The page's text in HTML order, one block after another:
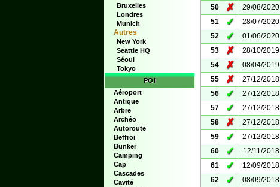
Bruxelles
Londres
Munich
Autres
New York
Seattle HQ
Séoul
Tokyo
POI
Aéroport
Antique
Arbre
Archéo
Autoroute
Beffroi
Bunker
Camping
Cap
Cascades
Cavité
50
✗ 29/08/2020
51
✓ 28/07/2020
52
✓ 01/06/2020
53
✗ 28/10/2019
54
✗ 08/04/2019
55
✗ 27/12/2018
56
✓ 27/12/2018
57
✓ 27/12/2018
58
✗ 27/12/2018
59
✓ 27/12/2018
60
✓ 12/11/2018
61
✓ 12/09/2018
62
✓ 08/09/2018